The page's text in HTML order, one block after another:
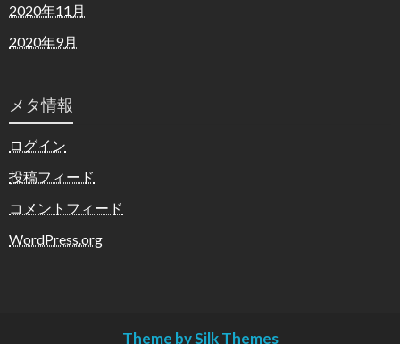
2020年11月
2020年9月
メタ情報
ログイン
投稿フィード
コメントフィード
WordPress.org
Theme by Silk Themes